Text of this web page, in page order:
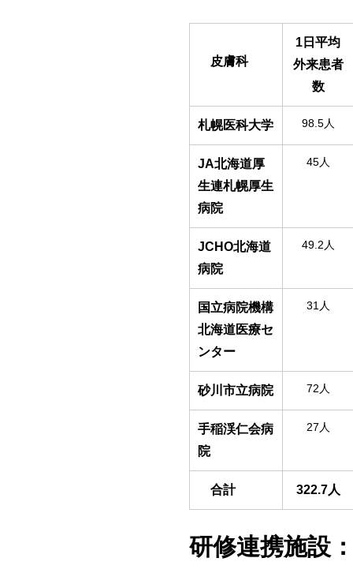
皮膚科
1 日平均
外来患者
数
札幌医科大学 98.5人
JA北海道厚
生連札幌厚生
病院
45人
JCHO北海道
病院
49.2人
国立病院機構
北海道医療セ
ンター
31人
砂川市立病院 72人
手稲渓仁会病
院
27人
合計 322.7人
研修連携施設